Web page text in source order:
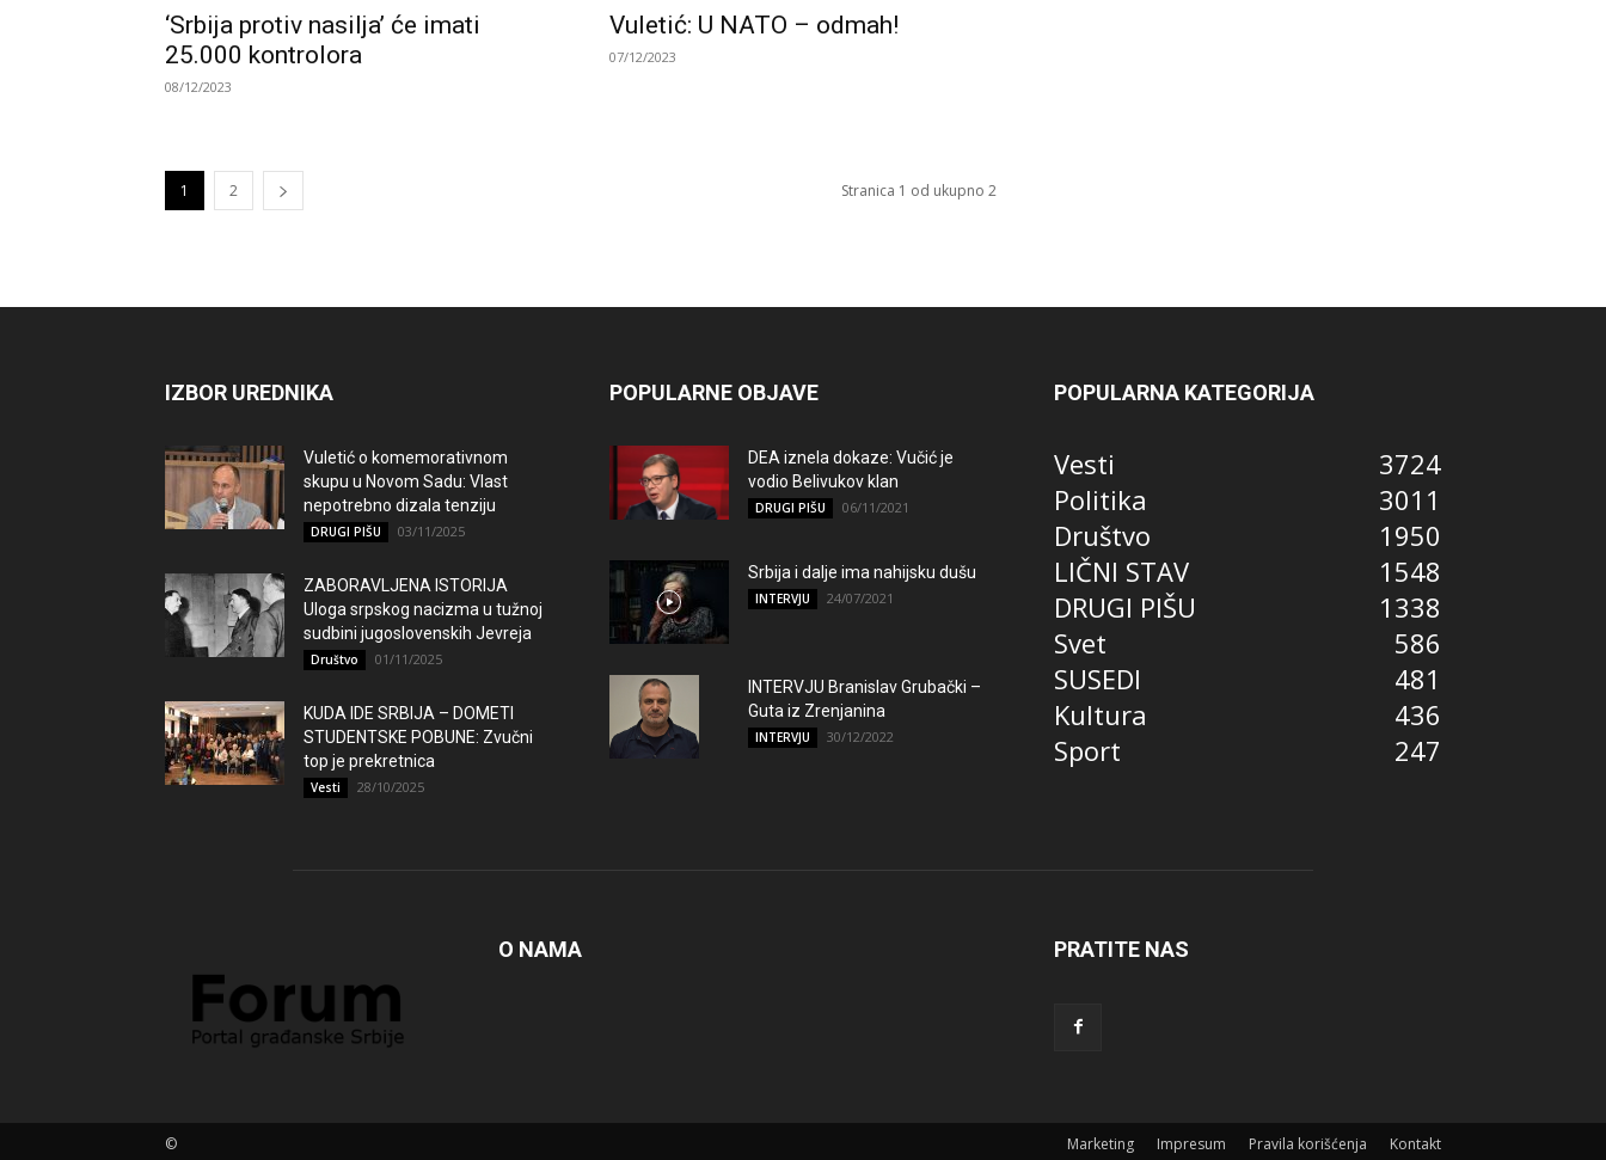
‘Srbija protiv nasilja’ će imati
25.000 kontrolora
08/12/2023
Vuletić: U NATO – odmah!
07/12/2023
1 2 Stranica 1 od ukupno 2
IZBOR UREDNIKA
Vuletić o komemorativnom
skupu u Novom Sadu: Vlast
nepotrebno dizala tenziju
DRUGI PIŠU 03/11/2025
ZABORAVLJENA ISTORIJA
Uloga srpskog nacizma u tužnoj
sudbini jugoslovenskih Jevreja
Društvo 01/11/2025
KUDA IDE SRBIJA – DOMETI
STUDENTSKE POBUNE: Zvučni
top je prekretnica
Vesti 28/10/2025
POPULARNE OBJAVE
DEA iznela dokaze: Vučić je
vodio Belivukov klan
DRUGI PIŠU 06/11/2021
Srbija i dalje ima nahijsku dušu
INTERVJU 24/07/2021
INTERVJU Branislav Grubački –
Guta iz Zrenjanina
INTERVJU 30/12/2022
POPULARNA KATEGORIJA
Vesti
3724
Politika
3011
Društvo
1950
LIČNI STAV
1548
DRUGI PIŠU
1338
Svet
586
SUSEDI
481
Kultura
436
Sport
247
O NAMA PRATITE NAS
Marketing Impresum Pravila korišćenja Kontakt
©